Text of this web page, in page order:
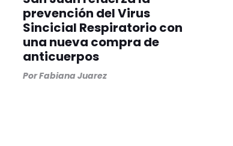
prevención del Virus
Sincicial Respiratorio con
una nueva compra de
anticuerpos
PorFabiana Juarez